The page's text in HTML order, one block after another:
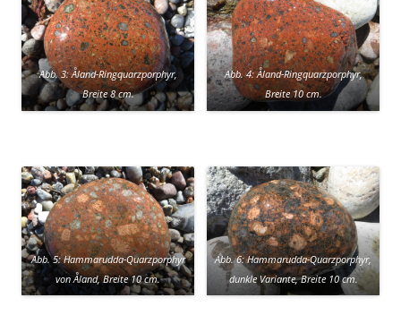
Abb. 3: Åland-Ringquarzporphyr,
Breite 8 cm.
Abb. 4: Åland-Ringquarzporphyr,
Breite 10 cm.
Abb. 5: Hammarudda-Quarzporphyr
von Åland, Breite 10 cm.
Abb. 6: Hammarudda-Quarzporphyr,
dunkle Variante, Breite 10 cm.